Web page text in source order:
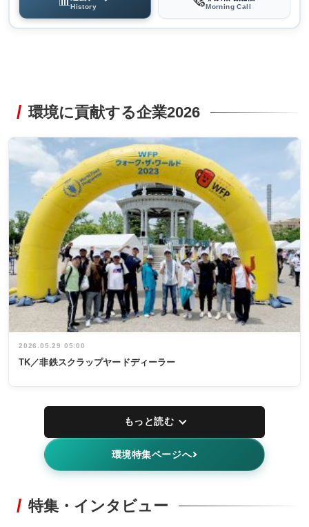
History Morning Call
環境に貢献する企業2026
2026.05.29 05:00
TK／非鉄スクラップヤードディーラー
もっと読む
環境特集ページへ
特集・インタビュー